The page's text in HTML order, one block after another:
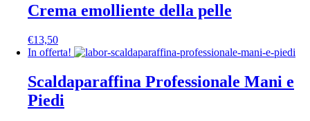
Crema emolliente della pelle
€13,50
In offerta!
Scaldaparaffina Professionale Mani e
Piedi